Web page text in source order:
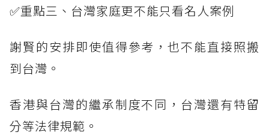
✅重點三、台灣家庭更不能只看名人案例
謝賢的安排即使值得參考，也不能直接照搬
到台灣。
香港與台灣的繼承制度不同，台灣還有特留
分等法律規範。